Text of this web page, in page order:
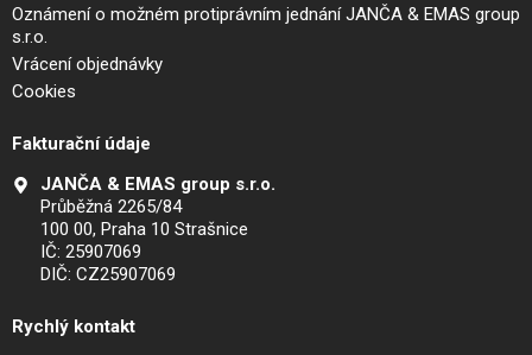
Oznámení o možném protiprávním jednání JANČA & EMAS group
s.r.o.
Vrácení objednávky
Cookies
Fakturační údaje
JANČA & EMAS group s.r.o.
Průběžná 2265/84
100 00, Praha 10 Strašnice
IČ: 25907069
DIČ: CZ25907069
Rychlý kontakt